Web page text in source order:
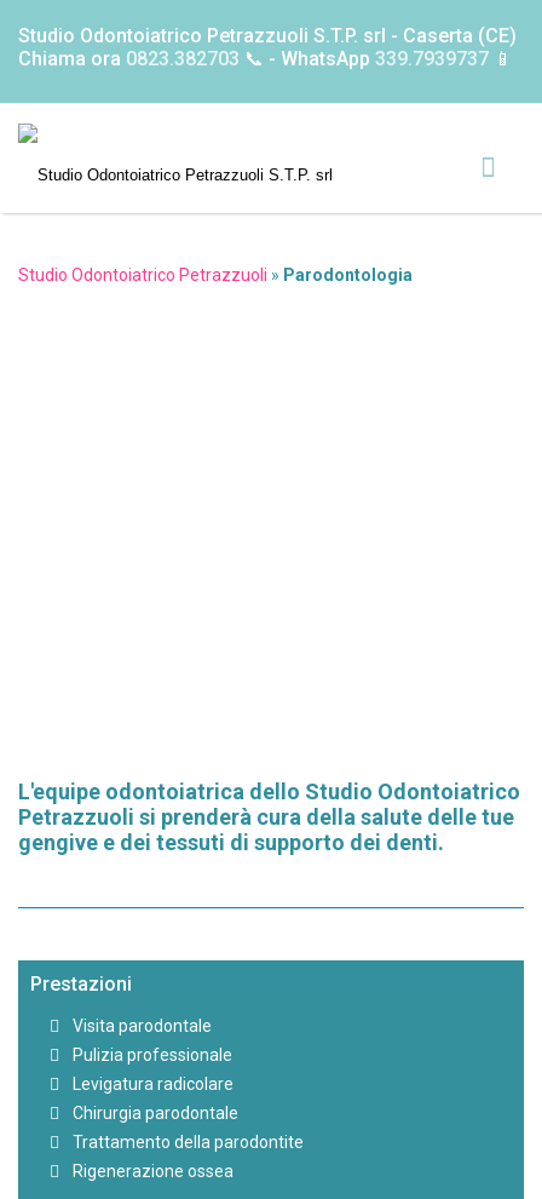
Studio Odontoiatrico Petrazzuoli S.T.P. srl - Caserta (CE)
Chiama ora 0823.382703 📞 - WhatsApp 339.7939737 📱
Studio Odontoiatrico Petrazzuoli » Parodontologia
L'equipe odontoiatrica dello Studio Odontoiatrico
Petrazzuoli si prenderà cura della salute delle tue
gengive e dei tessuti di supporto dei denti.
Prestazioni
Visita parodontale
Pulizia professionale
Levigatura radicolare
Chirurgia parodontale
Trattamento della parodontite
Rigenerazione ossea